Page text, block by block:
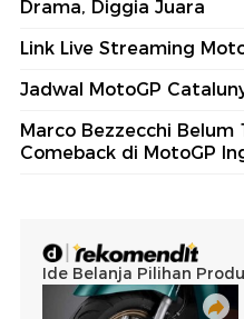
Drama, Diggia Juara
Link Live Streaming
Jadwal MotoGP
Marco Bezzecchi Belum
Comeback di MotoGP